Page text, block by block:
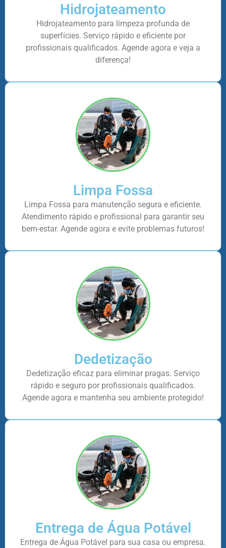
Hidrojateamento
Hidrojateamento para limpeza profunda de
superfícies. Serviço rápido e eficiente por
profissionais qualificados. Agende agora e veja a
diferença!
Limpa Fossa
Limpa Fossa para manutenção segura e eficiente.
Atendimento rápido e profissional para garantir seu
bem-estar. Agende agora e evite problemas futuros!
Dedetização
Dedetização eficaz para eliminar pragas. Serviço
rápido e seguro por profissionais qualificados.
Agende agora e mantenha seu ambiente protegido!
Entrega de Água Potável
Entrega de Água Potável para sua casa ou empresa.